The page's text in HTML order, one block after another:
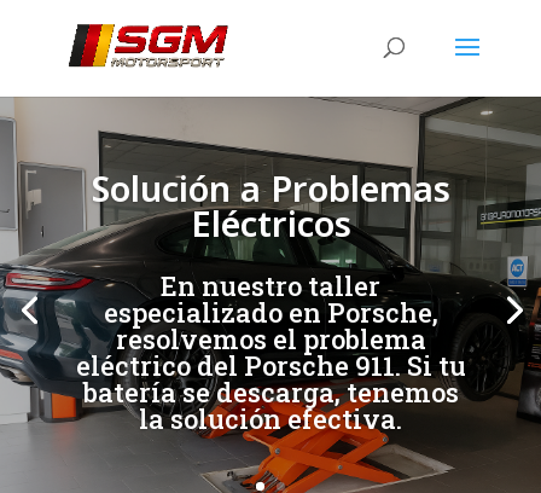
Solución a Problemas
Eléctricos
En nuestro taller
especializado en Porsche,
resolvemos el problema
eléctrico del Porsche 911. Si tu
batería se descarga, tenemos
la solución efectiva.